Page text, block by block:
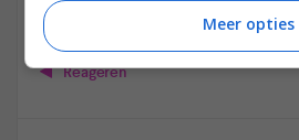
Facebook: uitgevoerd maar onder
Reageren
Meer opties